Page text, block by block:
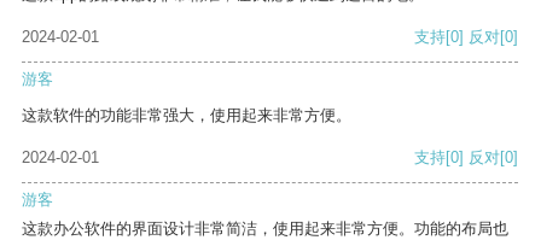
2024-02-01 支持[0] 反对[0]
游客
这款软件的功能非常强大，使用起来非常方便。
2024-02-01 支持[0] 反对[0]
游客
这款办公软件的界面设计非常简洁，使用起来非常方便。功能的布局也